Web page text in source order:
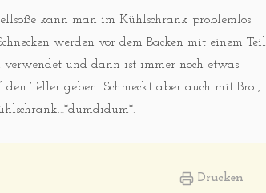
kann man im Kühlschrank problemlos
werden vor dem Backen mit einem Teil
und dann ist immer noch etwas
Teller geben. Schmeckt aber auch mit Brot,
Drucken